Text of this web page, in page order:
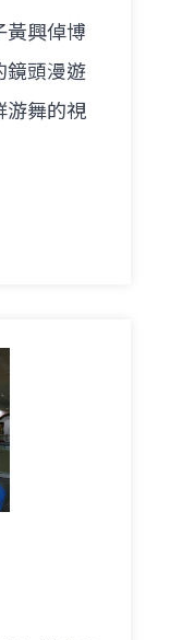
黃興倬博
鏡頭漫遊
游舞的視